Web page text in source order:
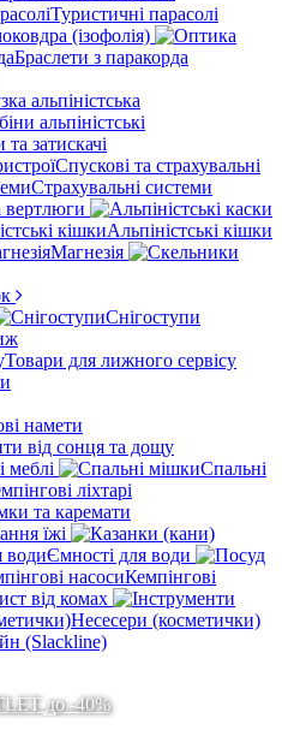
Туристичні парасолі
(ізофолія)
Браслети з паракорда
альпіністська
альпіністські
затискачі
Спускові та страхувальні
Страхувальні системи
вертлюги
Альпіністські кішки
Магнезія
Снігоступи
Товари для лижного сервісу
намети
від сонця та дощу
меблі
Спальні
ліхтарі
та каремати
їжі
Ємності для води
Кемпінгові
від комах
Несесери (косметички)
(Slackline)
до -40%